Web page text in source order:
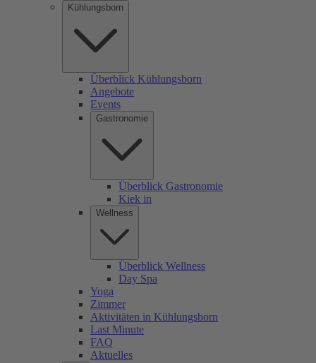
Kühlungsborn
Überblick Kühlungsborn
Angebote
Events
Gastronomie
Überblick Gastronomie
Kiek in
Wellness
Überblick Wellness
Day Spa
Yoga
Zimmer
Aktivitäten in Kühlungsborn
Last Minute
FAQ
Aktuelles